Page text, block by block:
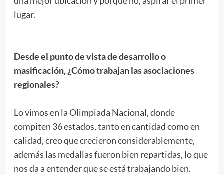
lugar.
Desde el punto de vista de desarrollo o
masificación, ¿Cómo trabajan las asociaciones
regionales?
Lo vimos en la Olimpiada Nacional, donde
compiten 36 estados, tanto en cantidad como en
calidad, creo que crecieron considerablemente,
además las medallas fueron bien repartidas, lo que
nos da a entender que se está trabajando bien.